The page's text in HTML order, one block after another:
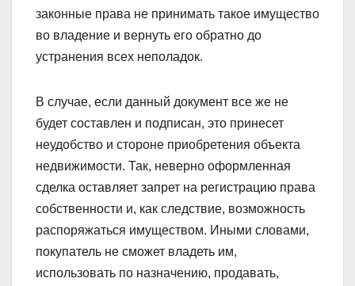
законные права не принимать такое имущество
во владение и вернуть его обратно до
устранения всех неполадок.
В случае, если данный документ все же не
будет составлен и подписан, это принесет
неудобство и стороне приобретения объекта
недвижимости. Так, неверно оформленная
сделка оставляет запрет на регистрацию права
собственности и, как следствие, возможность
распоряжаться имуществом. Иными словами,
покупатель не сможет владеть им,
использовать по назначению, продавать,